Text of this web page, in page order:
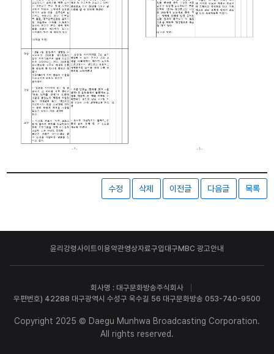
수정 삭제 이전글 다음글 목록
윤리강령사이트이용약관영상자료구입 대구MBC 광고안내
회사명 : 대구문화방송주식회사
우편번호) 42288 대구광역시 수성구 욱수길 56 대구문화방송 053-740-9500
Copyright 2025 © Daegu Munhwa Broadcasting Corporation.
All rights reserved.